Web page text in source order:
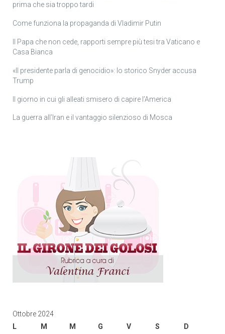
prima che sia troppo tardi
Come funziona la propaganda di Vladimir Putin
Il Papa che non cede, rapporti sempre più tesi tra Vaticano e
Casa Bianca
«Il presidente parla di genocidio»: lo storico Snyder accusa
Trump
Il giorno in cui gli alleati smisero di capire l’America
La guerra all’Iran e il vantaggio silenzioso di Mosca
Ottobre 2024
L
M M G V S
D